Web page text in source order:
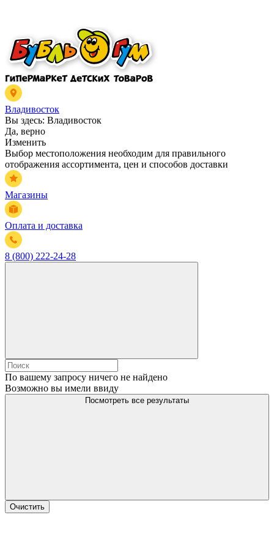
Владивосток
Вы здесь: Владивосток
Да, верно
Изменить
Выбор местоположения необходим для правильного
отображения ассортимента, цен и способов доставки
Магазины
Оплата и доставка
8 (800) 222-24-28
По вашему запросу ничего не найдено
Возможно вы имели ввиду
Посмотреть все результаты
Очистить